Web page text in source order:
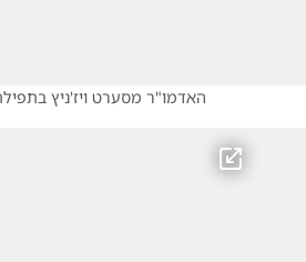
האדמו"ר מסערט ויז'ניץ